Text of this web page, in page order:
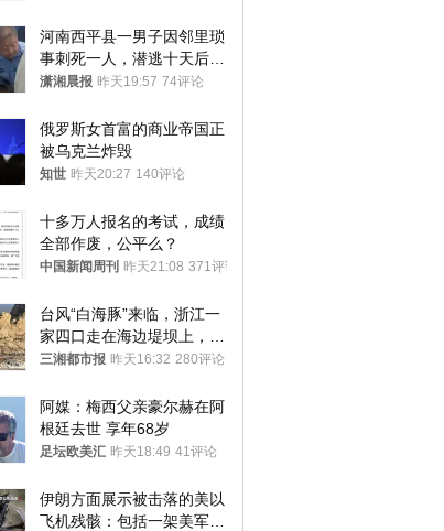
河南西平县一男子因邻里琐
事刺死一人，潜逃十天后在
十多公里外一片玉米地里落
潇湘晨报 昨天19:57 74评论
俄罗斯女首富的商业帝国正
被乌克兰炸毁
知世 昨天20:27 140评论
十多万人报名的考试，成绩
全部作废，公平么？
中国新闻周刊 昨天21:08 371评论
台风“白海豚”来临，浙江一
家四口走在海边堤坝上，其
中9岁男孩被巨浪卷入海
三湘都市报 昨天16:32 280评论
阿媒：梅西父亲豪尔赫在阿
根廷去世 享年68岁
足坛欧美汇 昨天18:49 41评论
伊朗方面展示被击落的美以
飞机残骸：包括一架美军F-